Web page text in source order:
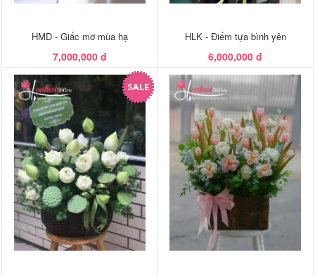
HMD - Giấc mơ mùa hạ
7,000,000 đ
HLK - Điểm tựa bình yên
6,000,000 đ